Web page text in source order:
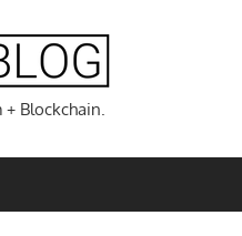
Blockchain.